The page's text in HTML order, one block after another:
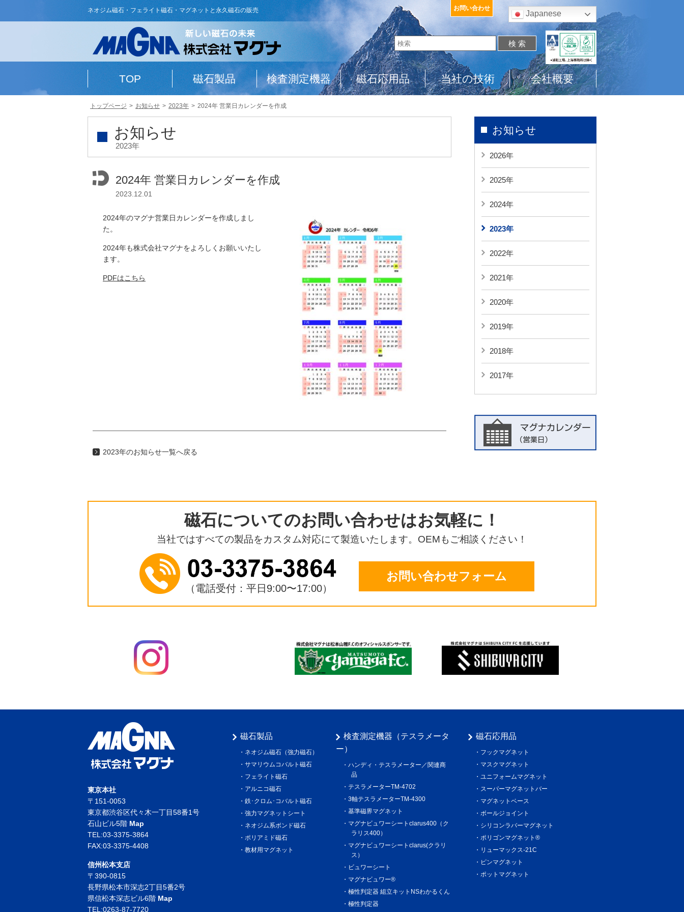
ネオジム磁石・フェライト磁石・マグネットと永久磁石の販売
TOP 磁石製品 検査測定機器 磁石応用品 当社の技術 会社概要
お問い合わせ
Japanese
トップページ お知らせ 2023年 2024年 営業日カレンダーを作成
お知らせ
2023年
2024年 営業日カレンダーを作成
2023.12.01
2024年のマグナ営業日カレンダーを作成しまし
た。
2024年も株式会社マグナをよろしくお願いいたし
ます。
PDFはこちら
2023年のお知らせ一覧へ戻る
お知らせ
2026年
2025年
2024年
2023年
2022年
2021年
2020年
2019年
2018年
2017年
磁石についてのお問い合わせはお気軽に！
当社ではすべての製品をカスタム対応にて製造いたします。OEMもご相談ください！
（電話受付：平日9:00〜17:00）
お問い合わせフォーム
東京本社
〒151-0053
東京都渋谷区代々木一丁目58番1号
石山ビル5階 Map
TEL:03-3375-3864
FAX:03-3375-4408
信州松本支店
〒390-0815
長野県松本市深志2丁目5番2号
県信松本深志ビル6階 Map
TEL:0263-87-7720
磁石製品
ネオジム磁石（強力磁石）
サマリウムコバルト磁石
フェライト磁石
アルニコ磁石
鉄･クロム･コバルト磁石
強力マグネットシート
ネオジム系ボンド磁石
ポリアミド磁石
教材用マグネット
検査測定機器（テスラメータ
ー）
ハンディ・テスラメーター／関連商
品
テスラメーターTM-4702
3軸テスラメーターTM-4300
基準磁界マグネット
マグナビュワーシートclarus400（ク
ラリス400）
マグナビュワーシートclarus(クラリ
ス）
ビュワーシート
マグナビュワー®︎
極性判定器 組立キットNSわかるくん
極性判定器
磁石応用品
フックマグネット
マスクマグネット
ユニフォームマグネット
スーパーマグネットバー
マグネットベース
ボールジョイント
シリコンラバーマグネット
ポリゴンマグネット®
リューマックス-21C
ピンマグネット
ポットマグネット